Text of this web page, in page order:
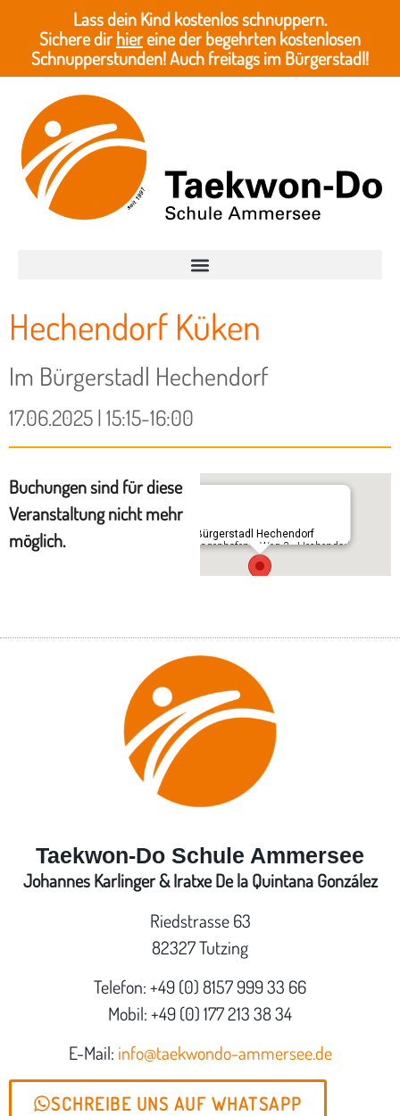
Lass dein Kind kostenlos schnuppern.
Sichere dirhiereine der begehrten kostenlosen
Schnupperstunden! Auch freitags im Bürgerstadl!
Hechendorf Küken
Im Bürgerstadl Hechendorf
17.06.2025 | 15:15-16:00
Buchungen sind für diese
Veranstaltung nicht mehr
möglich.
Im Bürgerstadl Hechendorf
Schlagenhofener Weg 3 - Hechendorf
Taekwon-Do Schule Ammersee
Johannes Karlinger & Iratxe De la Quintana González
Riedstrasse 63
82327 Tutzing
Telefon: +49 (0) 8157 999 33 66
Mobil: +49 (0) 177 213 38 34
E-Mail: info@taekwondo-ammersee.de
SCHREIBE UNS AUF WHATSAPP